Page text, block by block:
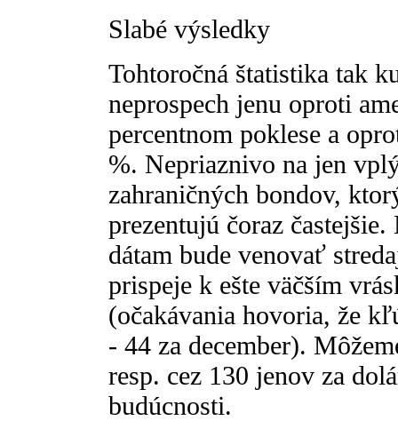
Slabé výsledky
Tohtoročná štatistika tak
neprospech jenu oproti
percentnom poklese a
%. Nepriaznivo na jen
zahraničných bondov,
prezentujú čoraz
dátam bude venovať
prispeje k ešte väčším
(očakávania hovoria, že
- 44 za december).
resp. cez 130 jenov za
budúcnosti.